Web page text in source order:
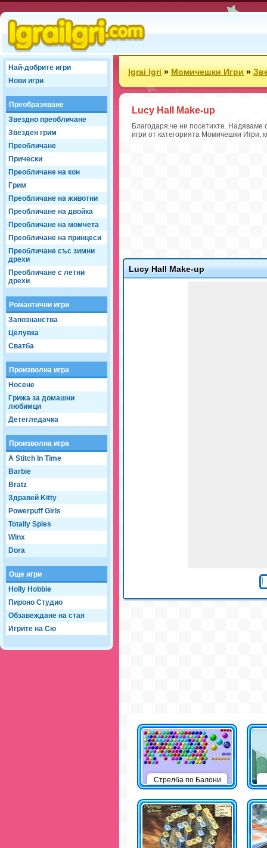
Най-добрите игри
Нови игри
Преобразяване
Звездно преобличане
Звезден грим
Преобличане
Прически
Преобличане на кон
Грим
Преобличане на животни
Преобличане на двойка
Преобличане на момчета
Преобличане на принцеси
Преобличане със зимни
дрехи
Преобличане с летни
дрехи
Романтични игри
Запознанства
Целувка
Сватба
Произволна игра
Носене
Грижа за домашни
любимци
Детегледачка
Произволна игра
A Stitch In Time
Barbie
Bratz
Здравей Kitty
Powerpuff Girls
Totally Spies
Winx
Dora
Още игри
Holly Hobbie
Пироно Студио
Обзавеждане на стая
Игрите на Сю
Igrai Igri»Момичешки Игри»
Lucy Hall Make-up
Благодаря,че ни посетихте.
игри от категорията Момичешки Игри,
Lucy Hall Make-up
Стрелба по Балони